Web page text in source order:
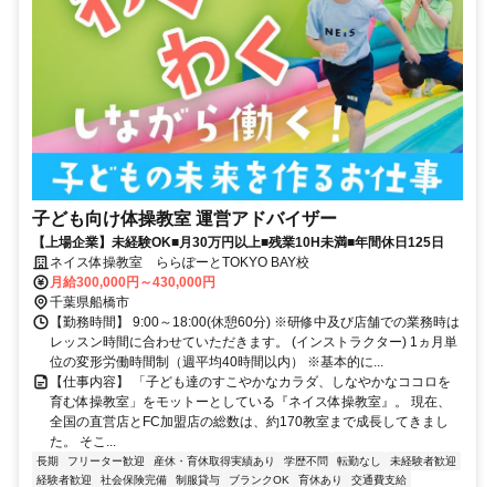
子ども向け体操教室 運営アドバイザー
【上場企業】未経験OK■月30万円以上■残業10H未満■年間休日125日
ネイス体操教室 ららぽーとTOKYO BAY校
月給300,000円～430,000円
千葉県船橋市
【勤務時間】 9:00～18:00(休憩60分) ※研修中及び店舗での業務時は
レッスン時間に合わせていただきます。 (インストラクター) 1ヵ月単
位の変形労働時間制（週平均40時間以内） ※基本的に...
【仕事内容】 「子ども達のすこやかなカラダ、しなやかなココロを
育む体操教室」をモットーとしている『ネイス体操教室』。 現在、
全国の直営店とFC加盟店の総数は、約170教室まで成長してきまし
た。 そこ...
長期 フリーター歓迎 産休・育休取得実績あり 学歴不問 転勤なし
未経験者歓迎
経験者歓迎
社会保険完備 制服貸与 ブランクOK 育休あり
交通費支給